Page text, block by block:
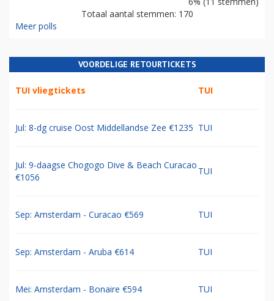
Totaal aantal stemmen: 170
Meer polls
VOORDELIGE RETOURTICKETS
TUI vliegtickets TUI
Jul: 8-dg cruise Oost Middellandse Zee €1235 TUI
Jul: 9-daagse Chogogo Dive & Beach Curacao
€1056
TUI
Sep: Amsterdam - Curacao €569 TUI
Sep: Amsterdam - Aruba €614 TUI
Mei: Amsterdam - Bonaire €594 TUI